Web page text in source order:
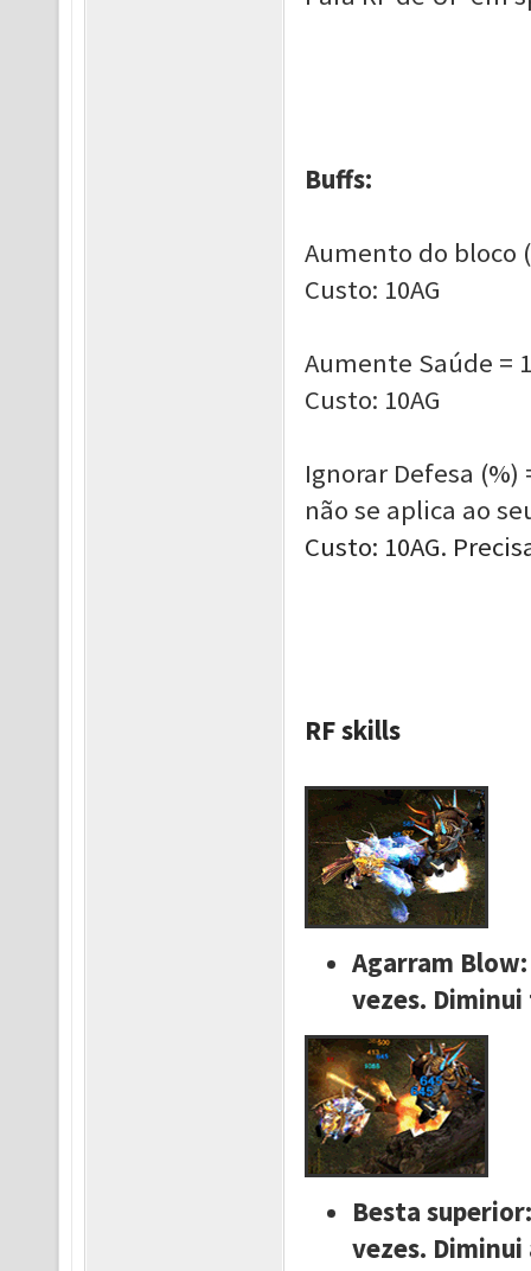
Buffs:
Aumento do bloco
Custo: 10AG
Aumente Saúde =
Custo: 10AG
Ignorar Defesa
não se aplica ao
Custo: 10AG.
RF skills
Agarram
vezes.
Besta
vezes.